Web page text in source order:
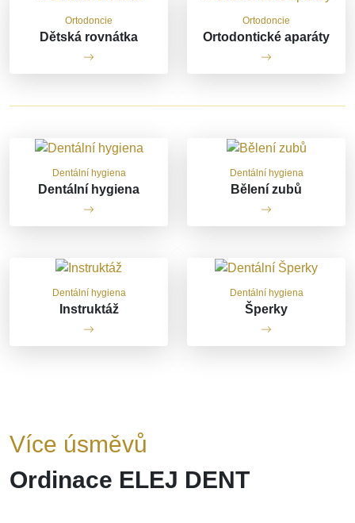
Ortodoncie
Dětská rovnátka
Ortodoncie
Ortodontické aparáty
Dentální hygiena
Dentální hygiena
Dentální hygiena
Bělení zubů
Dentální hygiena
Instruktáž
Dentální hygiena
Šperky
Více úsměvů
Ordinace ELEJ DENT